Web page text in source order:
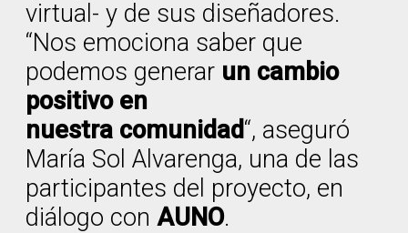
virtual- y de sus diseñadores.
“Nos emociona saber que
podemos generar un cambio
positivo en
nuestra comunidad“, aseguró
María Sol Alvarenga, una de las
participantes del proyecto, en
diálogo con AUNO.